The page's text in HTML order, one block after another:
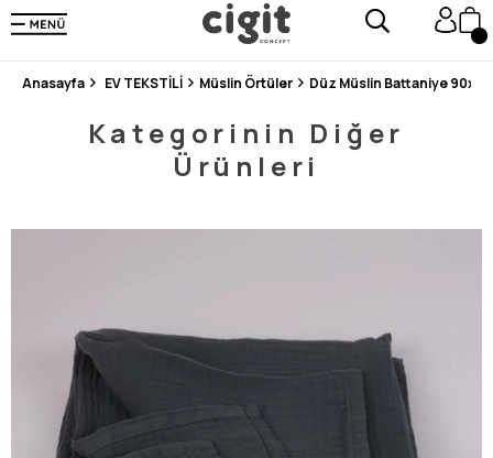
250.000'DEN FAZLA DEĞERLENDİRMEDE 5 ÜZERİNDEN 4.8 PUAN ALDI ⭐⭐⭐⭐⭐
3 MİLYONDAN FAZLA MUTLU MÜŞTERİ ❤️ 10 MİLYON ÜRÜN
Anasayfa EV TEKSTİLİ Müslin Örtüler Düz Müslin Battaniye
Kategorinin Diğer
Ürünleri